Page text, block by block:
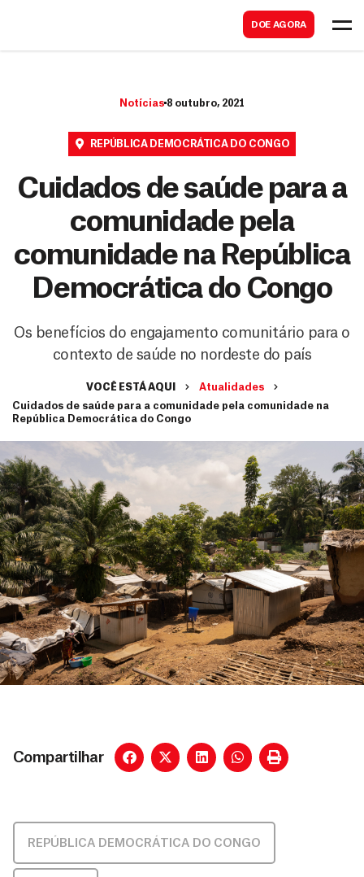
DOE AGORA
Notícias 8 outubro, 2021
REPÚBLICA DEMOCRÁTICA DO CONGO
Cuidados de saúde para a
comunidade pela
comunidade na República
Democrática do Congo
Os benefícios do engajamento comunitário para o
contexto de saúde no nordeste do país
VOCÊ ESTÁ AQUI
Atualidades
Cuidados de saúde para a comunidade pela comunidade na
República Democrática do Congo
Compartilhar
REPÚBLICA DEMOCRÁTICA DO CONGO
a
r